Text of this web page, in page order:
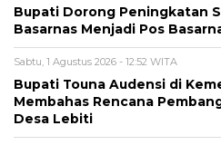
Bupati Dorong Peningkatan
Basarnas Menjadi Pos
Sabtu, 1 Agustus 2026 - 12:52 WITA
Bupati Touna Audensi di
Membahas Rencana
Desa Lebiti